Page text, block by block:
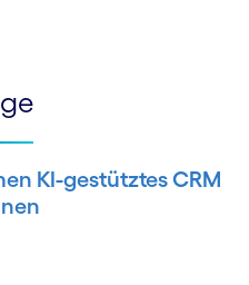
KI-gestütztes CRM